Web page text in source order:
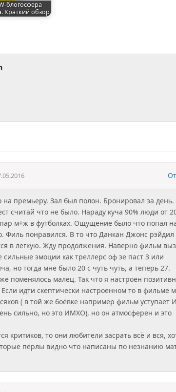
блогосфера
Краткий обзор
на премьеру. Зал был полон. Бронировал за день.
считай что не было. Нараду куча 90% люди от
м+ж в футболках. Ощущение было что попал
Филь понравился. В то что Данкан Джонс
в лёгкую. Жду продолжения. Наверно фильм
сильные эмоции как треллерс оф зе паст 3 или
но тогда мне было 20 с чуть чуть, а теперь 27.
поменялось малец. Так что я настроен
идти скептически настроенном то в фильме
( в той же боёвке например фильм уступает
сильно, но это ИМХО), но он атмосферен и это
критиков, то они любители засрать всё и вся,
пёрлы видно что написаны по незнанию